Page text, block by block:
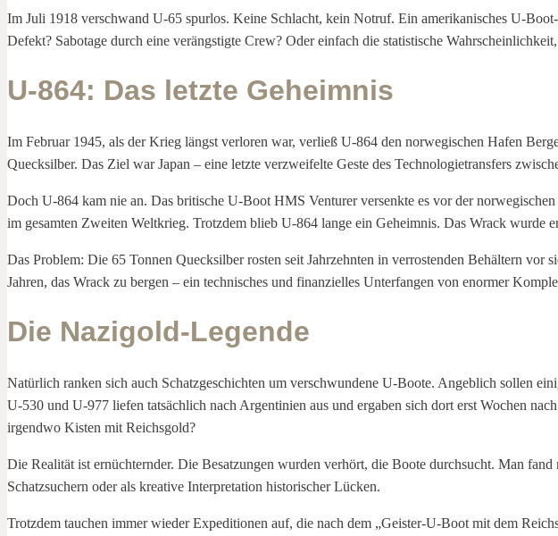
Im Juli 1918 verschwand U-65 spurlos. Keine Schlacht, kein Notruf. Ein amerikanisches U-
Defekt? Sabotage durch eine verängstigte Crew? Oder einfach die statistische
U-864: Das letzte Geheimnis
Im Februar 1945, als der Krieg längst verloren war, verließ U-864 den norwegischen Hafen
Quecksilber. Das Ziel war Japan – eine letzte verzweifelte Geste des Technologietransfers
Doch U-864 kam nie an. Das britische U-Boot HMS Venturer versenkte es vor der
im gesamten Zweiten Weltkrieg. Trotzdem blieb U-864 lange ein Geheimnis. Das Wrack wurde
Das Problem: Die 65 Tonnen Quecksilber rosten seit Jahrzehnten in verrostenden Behältern
Jahren, das Wrack zu bergen – ein technisches und finanzielles Unterfangen von enormer
Die Nazigold-Legende
Natürlich ranken sich auch Schatzgeschichten um verschwundene U-Boote. Angeblich sollen
U-530 und U-977 liefen tatsächlich nach Argentinien aus und ergaben sich dort erst Wochen
irgendwo Kisten mit Reichsgold?
Die Realität ist ernüchternder. Die Besatzungen wurden verhört, die Boote durchsucht. Man
Schatzsuchern oder als kreative Interpretation historischer Lücken.
Trotzdem tauchen immer wieder Expeditionen auf, die nach dem „Geister-U-Boot mit dem